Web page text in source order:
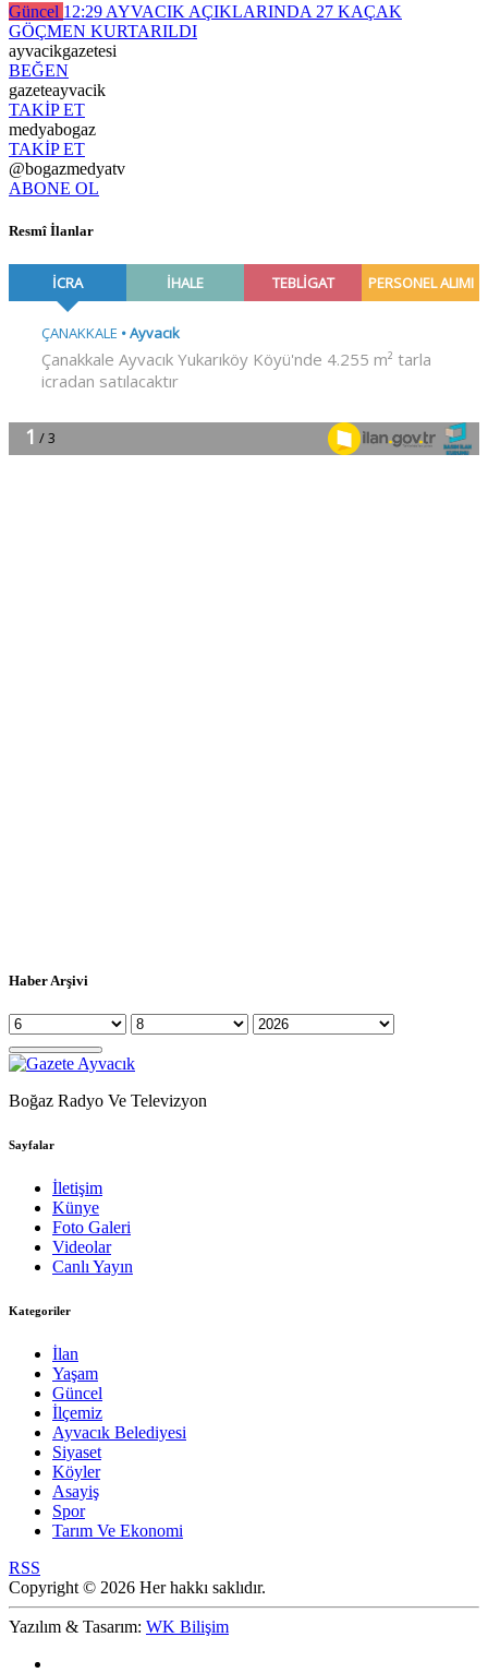
Güncel 12:29 AYVACIK AÇIKLARINDA 27 KAÇAK
GÖÇMEN KURTARILDI
ayvacikgazetesi
BEĞEN
gazeteayvacik
TAKİP ET
medyabogaz
TAKİP ET
@bogazmedyatv
ABONE OL
Resmî İlanlar
Haber Arşivi
Boğaz Radyo Ve Televizyon
Sayfalar
İletişim
Künye
Foto Galeri
Videolar
Canlı Yayın
Kategoriler
İlan
Yaşam
Güncel
İlçemiz
Ayvacık Belediyesi
Siyaset
Köyler
Asayiş
Spor
Tarım Ve Ekonomi
RSS
Copyright © 2026 Her hakkı saklıdır.
Yazılım & Tasarım: WK Bilişim